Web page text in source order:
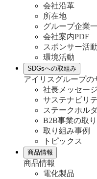
会社沿革
所在地
グループ企業
会社案内PDF
スポンサー活動
環境活動
SDGsへの取組み
アイリスグループの
社長メッセージ
サステナビリ
ステークホル
B2B事業の取
取り組み事例
トピックス
商品情報
商品情報
電化製品